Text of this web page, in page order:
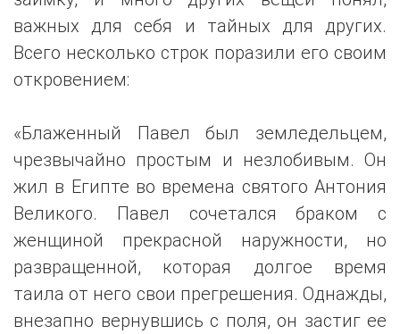
важных для себя и тайных для других.
Всего несколько строк поразили его своим
откровением:
«Блаженный Павел был земледельцем,
чрезвычайно простым и незлобивым. Он
жил в Египте во времена святого Антония
Великого. Павел сочетался браком с
женщиной прекрасной наружности, но
развращенной, которая долгое время
таила от него свои прегрешения. Однажды,
внезапно вернувшись с поля, он застиг ее